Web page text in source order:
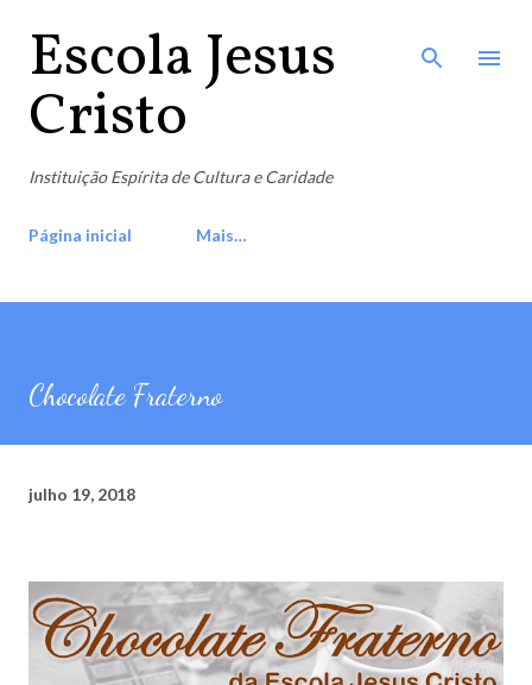
Pular para o conteúdo principal
Escola Jesus
Cristo
Instituição Espírita de Cultura e Caridade
Página inicial Mais…
Chocolate Fraterno
julho 19, 2018